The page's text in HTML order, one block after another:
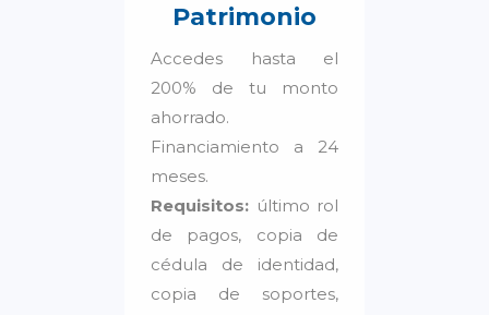
Patrimonio
Accedes hasta el
200% de tu monto
ahorrado.
Financiamiento a 24
meses.
Requisitos: último rol
de pagos, copia de
cédula de identidad,
copia de soportes,